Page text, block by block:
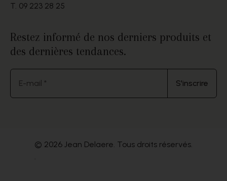
T. 09 223 28 25
Restez informé de nos derniers produits et
des dernières tendances.
E-mail * S'inscrire
© 2026 Jean Delaere. Tous droits réservés.
.